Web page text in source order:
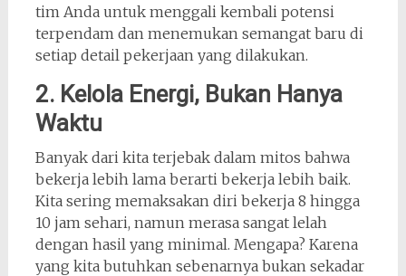
tim Anda untuk menggali kembali potensi
terpendam dan menemukan semangat baru di
setiap detail pekerjaan yang dilakukan.
2. Kelola Energi, Bukan Hanya
Waktu
Banyak dari kita terjebak dalam mitos bahwa
bekerja lebih lama berarti bekerja lebih baik.
Kita sering memaksakan diri bekerja 8 hingga
10 jam sehari, namun merasa sangat lelah
dengan hasil yang minimal. Mengapa? Karena
yang kita butuhkan sebenarnya bukan sekadar